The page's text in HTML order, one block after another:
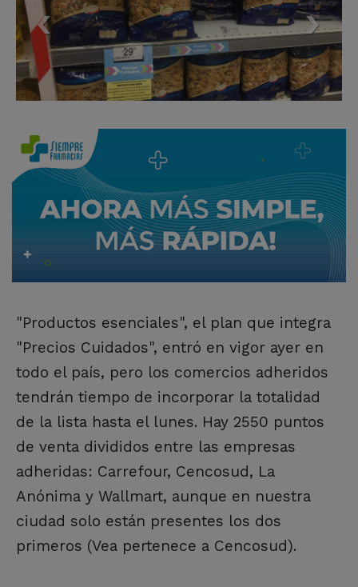
"Productos esenciales", el plan que integra
"Precios Cuidados", entró en vigor ayer en
todo el país, pero los comercios adheridos
tendrán tiempo de incorporar la totalidad
de la lista hasta el lunes. Hay 2550 puntos
de venta divididos entre las empresas
adheridas: Carrefour, Cencosud, La
Anónima y Wallmart, aunque en nuestra
ciudad solo están presentes los dos
primeros (Vea pertenece a Cencosud).